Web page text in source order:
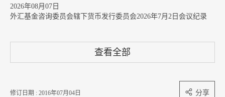
2026年08月07日
外汇基金咨询委员会辖下货币发行委员会2026年7月2日会议纪录
查看全部
修订日期 : 2016年07月04日 分享